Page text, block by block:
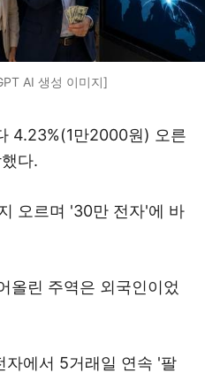
AI 생성 이미지]
4.23%(1만2000원) 오른
다.
오르며 '30만 전자'에 바
올린 주역은 외국인이었
자에서 5거래일 연속 '팔